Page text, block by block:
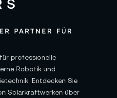
PARTNER FÜR
professionelle
Robotik und
Entdecken Sie
Solarkraftwerken über